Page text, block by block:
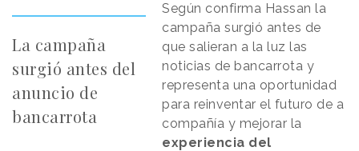
La campaña
surgió antes del
anuncio de
bancarrota
Según confirma Hassan la
campaña surgió antes de
que salieran a la luz las
noticias de bancarrota y
representa una oportunidad
para reinventar el futuro de a
compañía y mejorar la
experiencia del